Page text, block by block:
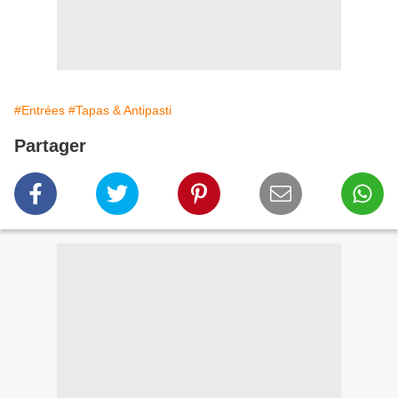
#Entrées #Tapas & Antipasti
Partager